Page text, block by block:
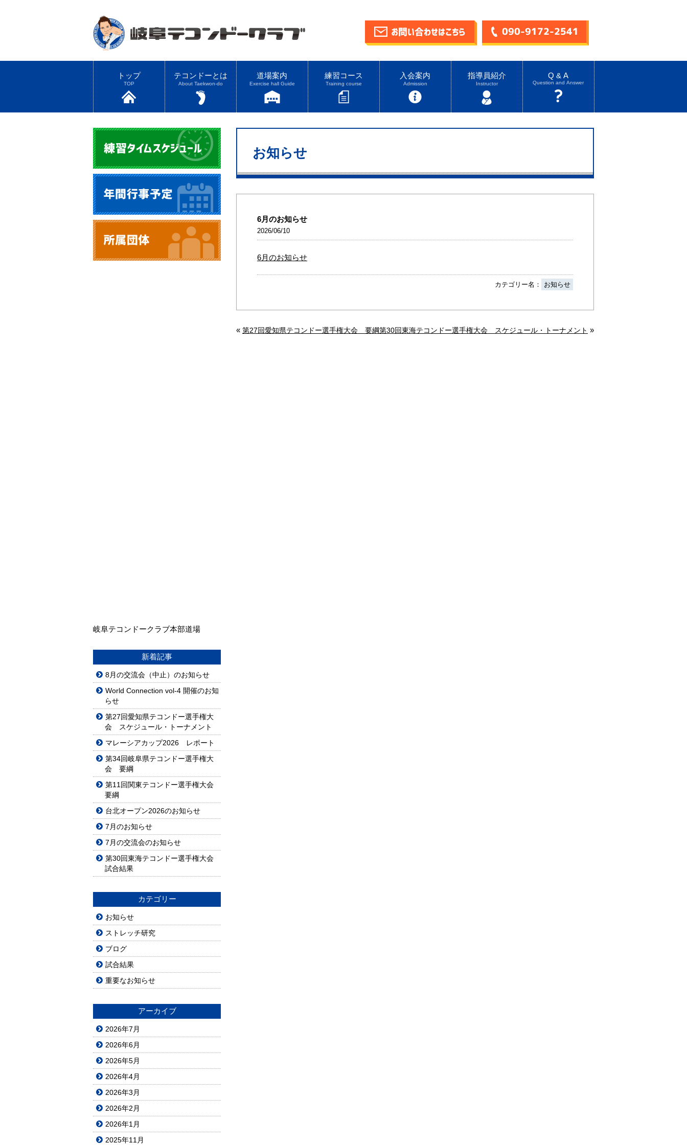
トップ
TOP
テコンドーとは
About Taekwon-do
道場案内
Exercise hall Guide
練習コース
Training course
入会案内
Admission
指導員紹介
Instructor
Q & A
Question and Answer
お知らせ
6月のお知らせ
2026/06/10
6月のお知らせ
カテゴリー名： お知らせ
« 第27回愛知県テコンドー選手権大会 要綱第30回東海テコンドー選手権大会 スケジュール・トーナメント »
岐阜テコンドークラブ本部道場
新着記事
8月の交流会（中止）のお知らせ
World Connection vol-4 開催のお知
らせ
第27回愛知県テコンドー選手権大
会 スケジュール・トーナメント
マレーシアカップ2026 レポート
第34回岐阜県テコンドー選手権大
会 要綱
第11回関東テコンドー選手権大会
要綱
台北オープン2026のお知らせ
7月のお知らせ
7月の交流会のお知らせ
第30回東海テコンドー選手権大会
試合結果
カテゴリー
お知らせ
ストレッチ研究
ブログ
試合結果
重要なお知らせ
アーカイブ
2026年7月
2026年6月
2026年5月
2026年4月
2026年3月
2026年2月
2026年1月
2025年11月